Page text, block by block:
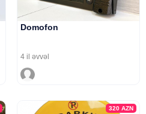
Domofon
4 il əvvəl
320 AZN